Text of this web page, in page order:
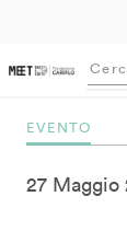
EVENTO
27 Maggio